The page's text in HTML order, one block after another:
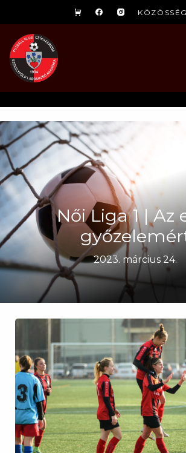
KÖZÖSSÉG
Női Liga 1 | Az
2023. március 24.